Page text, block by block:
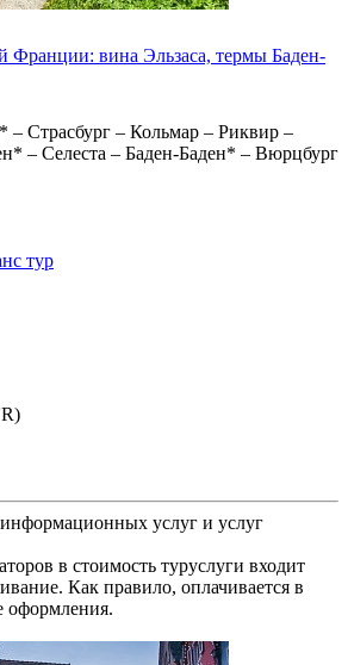
Франции: вина Эльзаса, термы Баден-
– Страсбург – Кольмар – Риквир –
– Селеста – Баден-Баден* – Вюрцбург
тур
информационных услуг и услуг
в стоимость туруслуги входит
Как правило, оплачивается в
оформления.